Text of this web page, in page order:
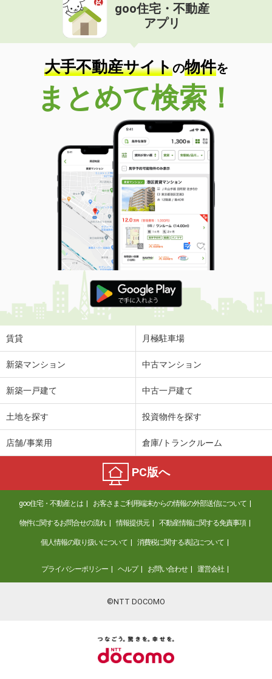
goo住宅・不動産
アプリ
大手不動産サイトの物件を
まとめて検索！
賃貸 月極駐車場
新築マンション 中古マンション
新築一戸建て 中古一戸建て
土地を探す 投資物件を探す
店舗/事業用 倉庫/トランクルーム
PC版へ
goo住宅・不動産とは お客さまご利用端末からの情報の外部送信について
物件に関するお問合せの流れ 情報提供元 不動産情報に関する免責事項
個人情報の取り扱いについて 消費税に関する表記について
プライバシーポリシー ヘルプ お問い合わせ 運営会社
©NTT DOCOMO